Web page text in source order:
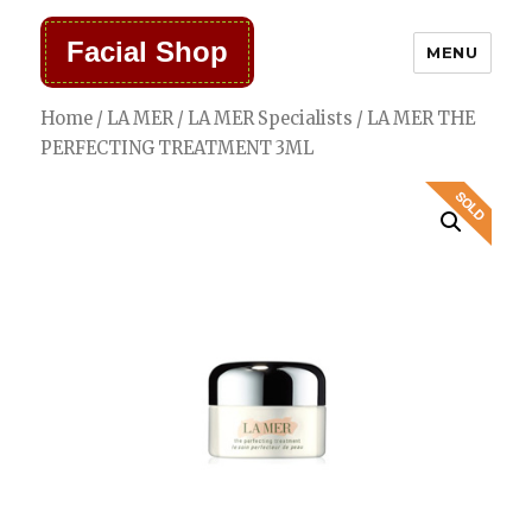
Facial Shop MENU
Home / LA MER/ LA MER Specialists / LA MER THE
PERFECTING TREATMENT 3ML